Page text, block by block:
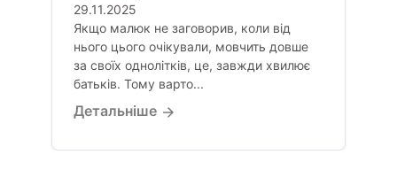
29.11.2025
Якщо малюк не заговорив, коли від
нього цього очікували, мовчить довше
за своїх однолітків, це, завжди хвилює
батьків. Тому варто...
Детальніше